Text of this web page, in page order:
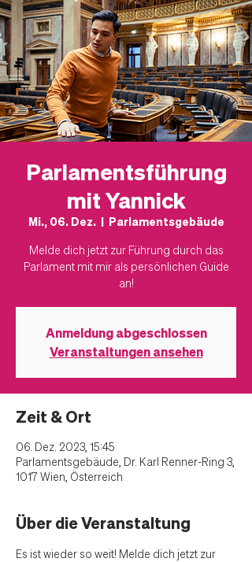
Parlamentsführung
mit Yannick
Mi., 06. Dez.
  |
Parlamentsgebäude
Melde dich jetzt zur Führung durch das
Parlament mit mir als persönlichen Guide
an!
Anmeldung abgeschlossen
Veranstaltungen ansehen
Zeit & Ort
06. Dez. 2023, 15:45
Parlamentsgebäude, Dr. Karl Renner-Ring 3,
1017 Wien, Österreich
Über die Veranstaltung
Es ist wieder so weit! Melde dich jetzt zur